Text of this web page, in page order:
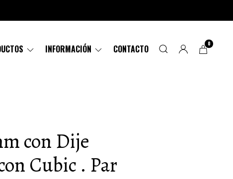
INFORMACIÓN CONTACTO 0
con Dije
Cubic . Par